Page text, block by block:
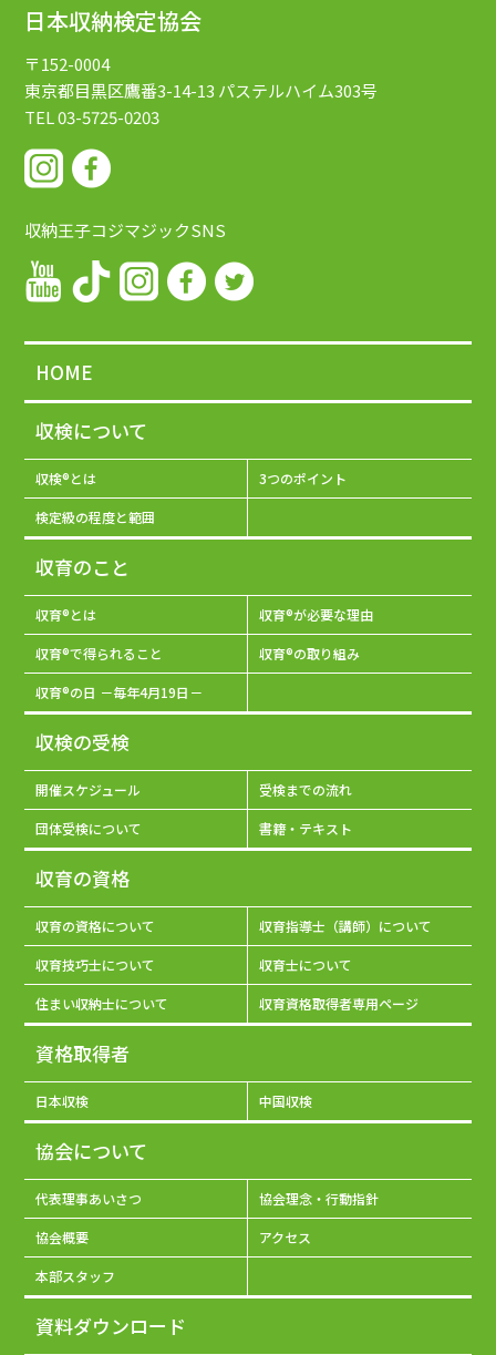
日本収納検定協会
〒152-0004
東京都目黒区鷹番3-14-13 パステルハイム303号
TEL 03-5725-0203
収納王子コジマジックSNS
HOME
収検について
収検®とは 3つのポイント
検定級の程度と範囲
収育のこと
収育®とは 収育®が必要な理由
収育®で得られること 収育®の取り組み
収育®の日 －毎年4月19日－
収検の受検
開催スケジュール 受検までの流れ
団体受検について 書籍・テキスト
収育の資格
収育の資格について 収育指導士（講師）について
収育技巧士について 収育士について
住まい収納士について 収育資格取得者専用ページ
資格取得者
日本収検 中国収検
協会について
代表理事あいさつ 協会理念・行動指針
協会概要 アクセス
本部スタッフ
資料ダウンロード